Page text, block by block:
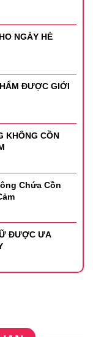
NGÀY HÈ
ĐƯỢC GIỚI
KHÔNG CỒN
Chứa Cồn
ĐƯỢC ƯA